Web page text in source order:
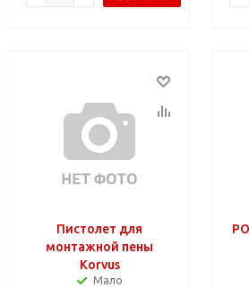
Пистолет для
монтажной пены
Korvus
Мало